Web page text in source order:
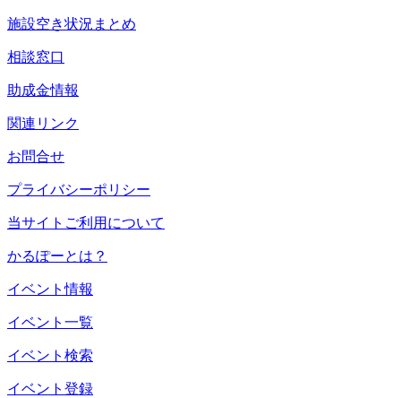
施設空き状況まとめ
相談窓口
助成金情報
関連リンク
お問合せ
プライバシーポリシー
当サイトご利用について
かるぽーとは？
イベント情報
イベント一覧
イベント検索
イベント登録